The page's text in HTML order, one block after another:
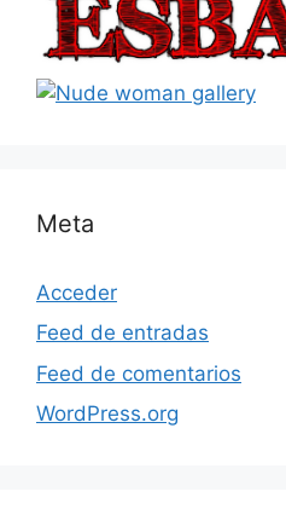
Meta
Acceder
Feed de entradas
Feed de comentarios
WordPress.org